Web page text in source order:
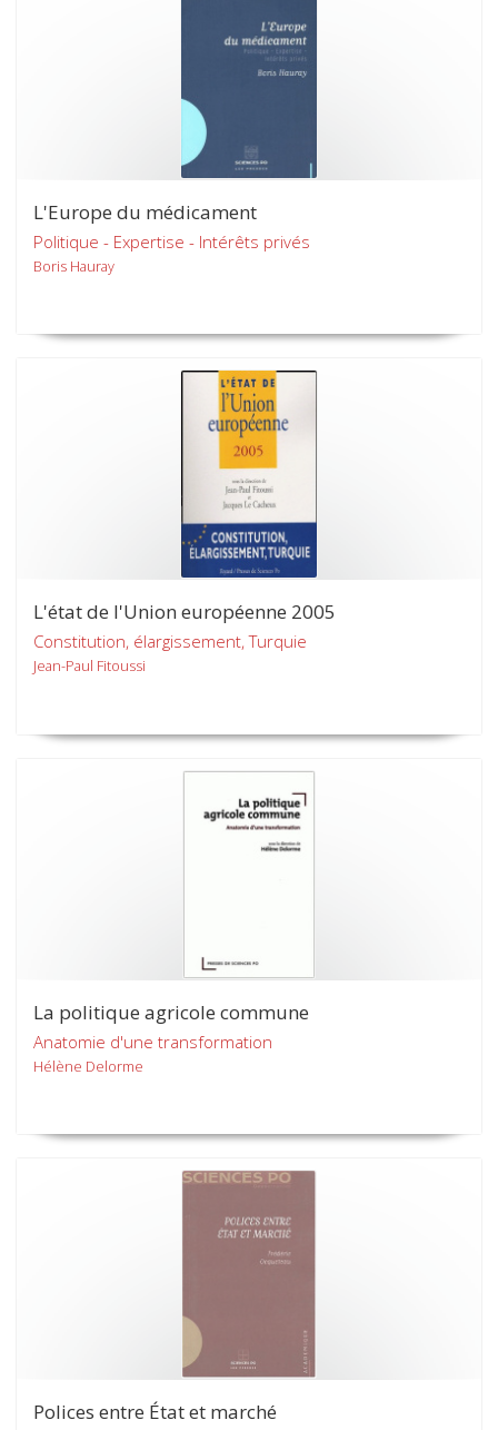
L'Europe du médicament
Politique - Expertise - Intérêts privés
Boris Hauray
L'état de l'Union européenne 2005
Constitution, élargissement, Turquie
Jean-Paul Fitoussi
La politique agricole commune
Anatomie d'une transformation
Hélène Delorme
Polices entre État et marché